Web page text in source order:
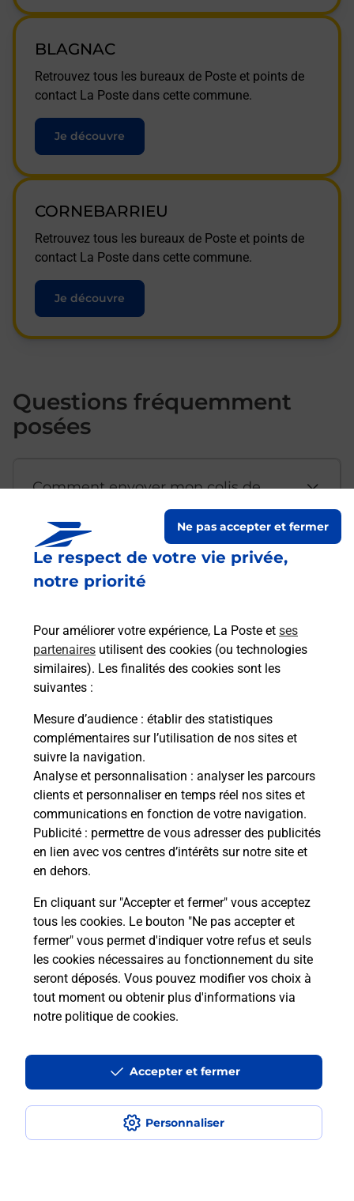
Le respect de votre vie privée,
notre priorité
Pour améliorer votre expérience, La Poste et ses
partenaires utilisent des cookies (ou technologies
similaires). Les finalités des cookies sont les
suivantes :
Mesure d’audience : établir des statistiques
complémentaires sur l’utilisation de nos sites et
suivre la navigation.
Analyse et personnalisation : analyser les parcours
clients et personnaliser en temps réel nos sites et
communications en fonction de votre navigation.
Publicité : permettre de vous adresser des publicités
en lien avec vos centres d’intérêts sur notre site et
en dehors.
En cliquant sur "Accepter et fermer" vous acceptez
tous les cookies. Le bouton "Ne pas accepter et
fermer" vous permet d'indiquer votre refus et seuls
les cookies nécessaires au fonctionnement du site
seront déposés. Vous pouvez modifier vos choix à
tout moment ou obtenir plus d'informations via
notre politique de cookies.
Personnaliser
Ne pas accepter et fermer
Accepter et fermer
BLAGNAC
Retrouvez tous les bureaux de Poste et points de
contact La Poste dans cette commune.
Je découvre
CORNEBARRIEU
Retrouvez tous les bureaux de Poste et points de
contact La Poste dans cette commune.
Je découvre
Questions fréquemment
posées
Comment envoyer mon colis de
Est-il possible d’acheter un
emballage directement depuis un
Comment demander une
modification de livraison ?
Comment La Poste participe-t-elle
à votre sécurité au quotidien ?
Puis-je passer mon code de la route
avec La Poste et sous quelles
conditions ?
Localiser Liste Haute-Garonne BEAUZELLE
Accessibilité : partiellement conforme
Conditions contractuelles
Mentions légales